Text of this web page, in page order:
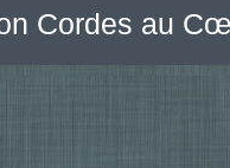
Cordes au